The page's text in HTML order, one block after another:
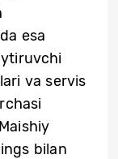
esa
va servis
bilan